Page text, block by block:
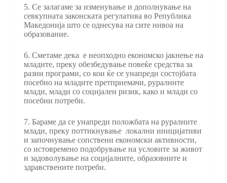
5. Се залагаме за изменување и дополнување на
севкупната законската регулатива во Република
Македонија што се однесува на сите нивоа на
образование.
6. Сметаме дека е неопходно економско јакнење на
младите, преку обезбедување повеќе средства за
разни програми, со кои ќе се унапреди состојбата
посебно на младите претприемачи, руралните
млади, млади со социјален ризик, како и млади со
посебни потреби.
7. Бараме да се унапреди положбата на руралните
млади, преку поттикнување локални иницијативи
и започнување сопствени економски активности,
со истовремено подобрување на условите за живот
и задоволување на социјалните, образовните и
здравствените потреби.